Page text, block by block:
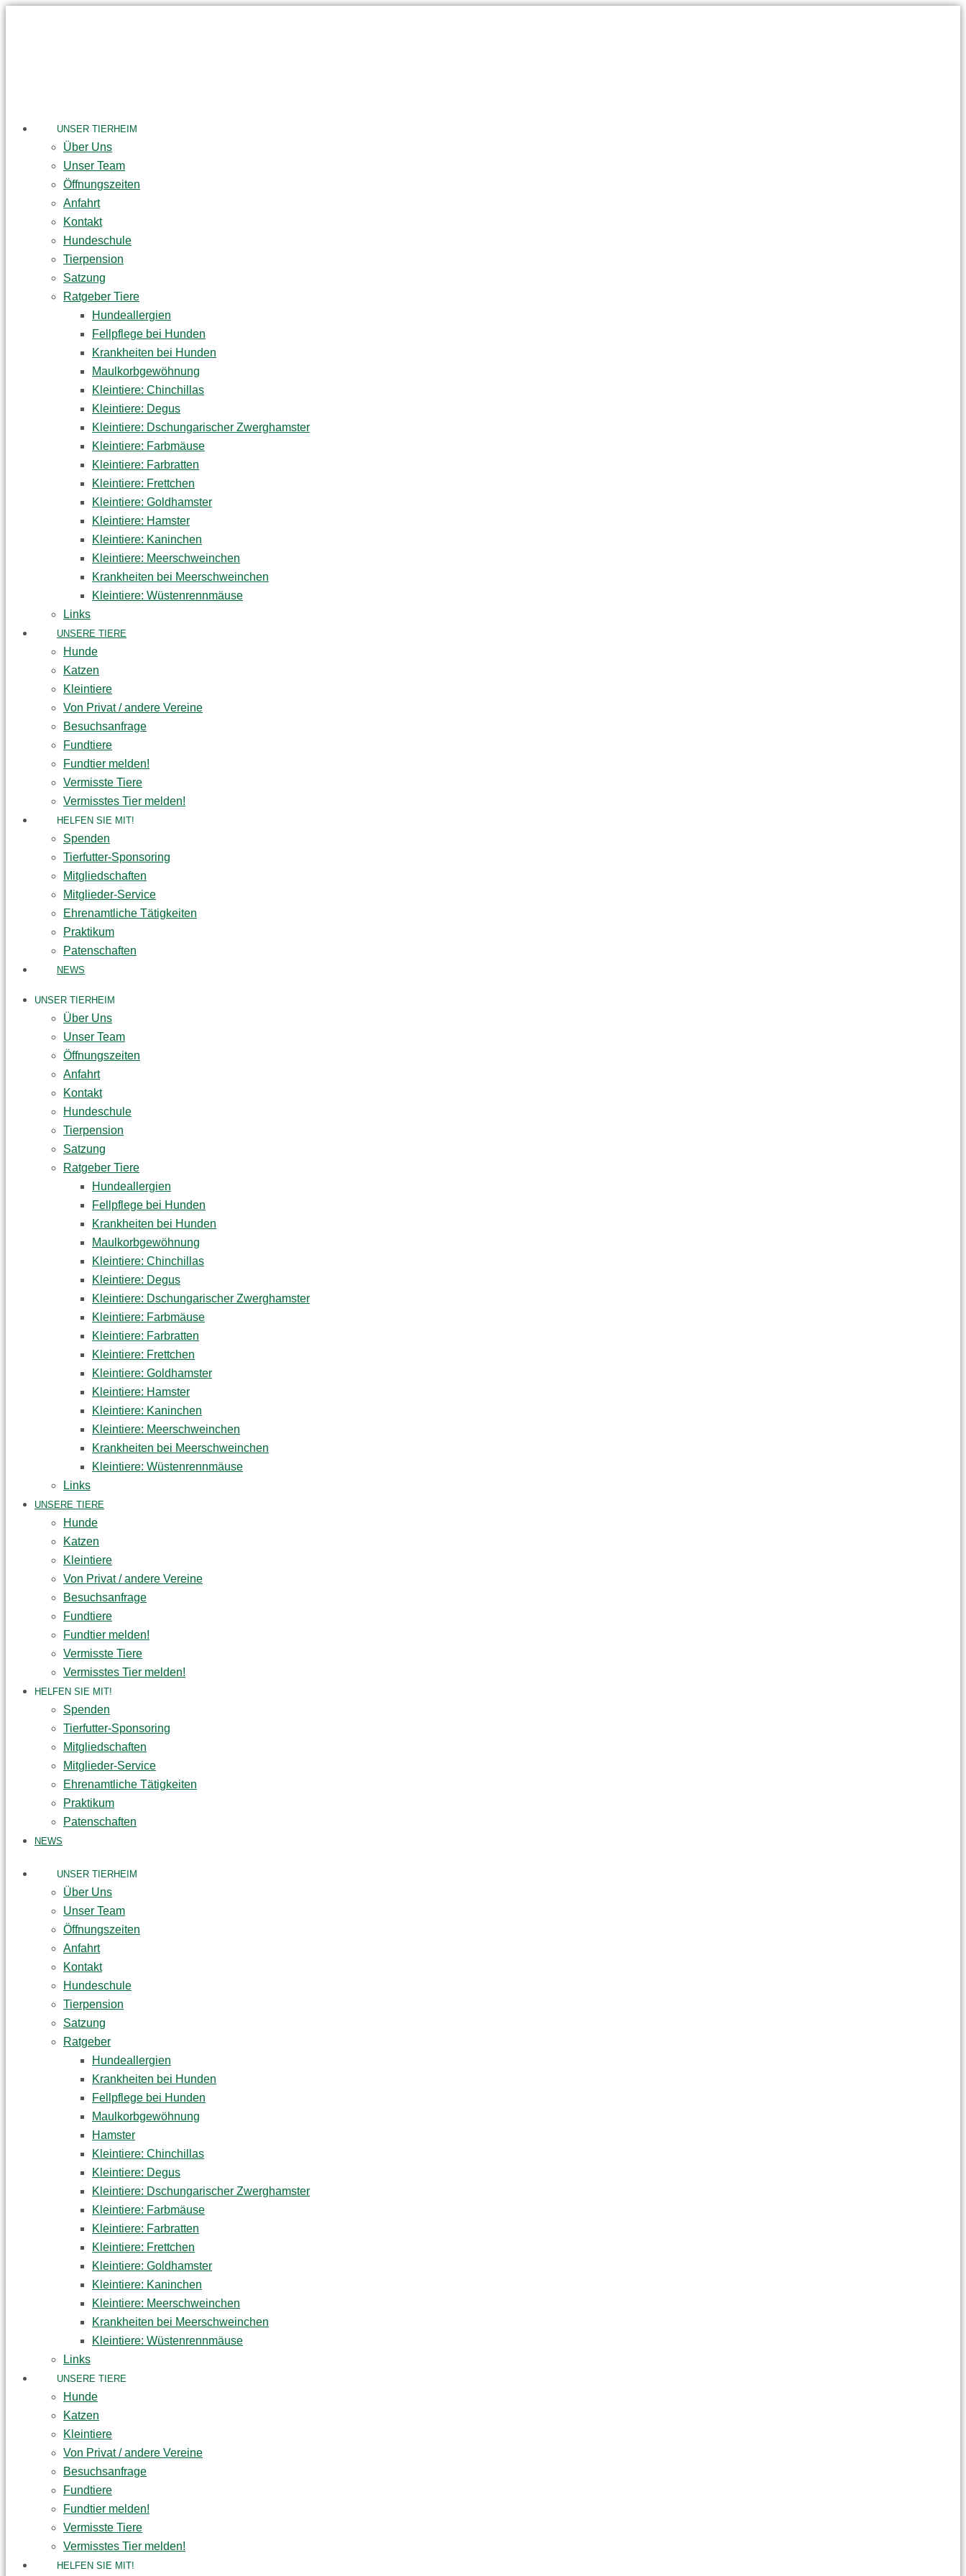
UNSER TIERHEIM
Über Uns
Unser Team
Öffnungszeiten
Anfahrt
Kontakt
Hundeschule
Tierpension
Satzung
Ratgeber Tiere
Hundeallergien
Fellpflege bei Hunden
Krankheiten bei Hunden
Maulkorbgewöhnung
Kleintiere: Chinchillas
Kleintiere: Degus
Kleintiere: Dschungarischer Zwerghamster
Kleintiere: Farbmäuse
Kleintiere: Farbratten
Kleintiere: Frettchen
Kleintiere: Goldhamster
Kleintiere: Hamster
Kleintiere: Kaninchen
Kleintiere: Meerschweinchen
Krankheiten bei Meerschweinchen
Kleintiere: Wüstenrennmäuse
Links
UNSERE TIERE
Hunde
Katzen
Kleintiere
Von Privat / andere Vereine
Besuchsanfrage
Fundtiere
Fundtier melden!
Vermisste Tiere
Vermisstes Tier melden!
HELFEN SIE MIT!
Spenden
Tierfutter-Sponsoring
Mitgliedschaften
Mitglieder-Service
Ehrenamtliche Tätigkeiten
Praktikum
Patenschaften
NEWS
UNSER TIERHEIM
Über Uns
Unser Team
Öffnungszeiten
Anfahrt
Kontakt
Hundeschule
Tierpension
Satzung
Ratgeber Tiere
Hundeallergien
Fellpflege bei Hunden
Krankheiten bei Hunden
Maulkorbgewöhnung
Kleintiere: Chinchillas
Kleintiere: Degus
Kleintiere: Dschungarischer Zwerghamster
Kleintiere: Farbmäuse
Kleintiere: Farbratten
Kleintiere: Frettchen
Kleintiere: Goldhamster
Kleintiere: Hamster
Kleintiere: Kaninchen
Kleintiere: Meerschweinchen
Krankheiten bei Meerschweinchen
Kleintiere: Wüstenrennmäuse
Links
UNSERE TIERE
Hunde
Katzen
Kleintiere
Von Privat / andere Vereine
Besuchsanfrage
Fundtiere
Fundtier melden!
Vermisste Tiere
Vermisstes Tier melden!
HELFEN SIE MIT!
Spenden
Tierfutter-Sponsoring
Mitgliedschaften
Mitglieder-Service
Ehrenamtliche Tätigkeiten
Praktikum
Patenschaften
NEWS
UNSER TIERHEIM
Über Uns
Unser Team
Öffnungszeiten
Anfahrt
Kontakt
Hundeschule
Tierpension
Satzung
Ratgeber
Hundeallergien
Krankheiten bei Hunden
Fellpflege bei Hunden
Maulkorbgewöhnung
Hamster
Kleintiere: Chinchillas
Kleintiere: Degus
Kleintiere: Dschungarischer Zwerghamster
Kleintiere: Farbmäuse
Kleintiere: Farbratten
Kleintiere: Frettchen
Kleintiere: Goldhamster
Kleintiere: Kaninchen
Kleintiere: Meerschweinchen
Krankheiten bei Meerschweinchen
Kleintiere: Wüstenrennmäuse
Links
UNSERE TIERE
Hunde
Katzen
Kleintiere
Von Privat / andere Vereine
Besuchsanfrage
Fundtiere
Fundtier melden!
Vermisste Tiere
Vermisstes Tier melden!
HELFEN SIE MIT!